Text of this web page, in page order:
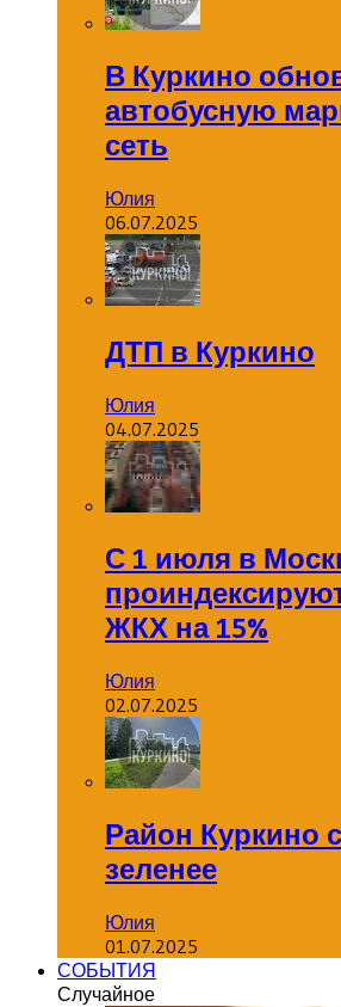
В Куркино
автобусную
сеть
Юлия
06.07.2025
ДТП в Куркино
Юлия
04.07.2025
С 1 июля в
ЖКХ на 15%
Юлия
02.07.2025
Район Куркино
зеленее
Юлия
01.07.2025
СОБЫТИЯ
Случайное